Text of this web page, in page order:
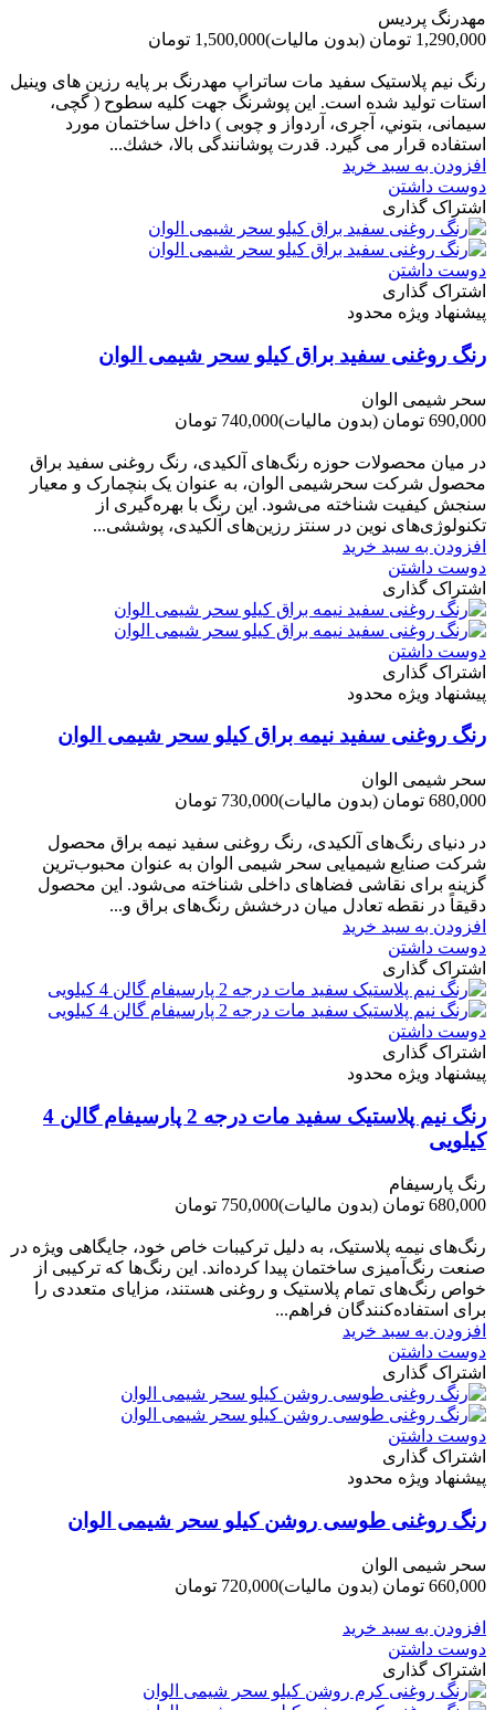
مهدرنگ پردیس
1,290,000 تومان
(بدون مالیات)1,500,000 تومان
رنگ نیم پلاستیک سفید مات ساتراپ مهدرنگ بر پایه رزین های وینیل
استات تولید شده است. این پوشرنگ جهت کلیه سطوح ( گچی،
سیمانی، بتوني، آجری، آردواز و چوبی ) داخل ساختمان مورد
استفاده قرار می گیرد. قدرت پوشانندگی بالا، خشك...
افزودن به سبد خرید
دوست داشتن
اشتراک گذاری
دوست داشتن
اشتراک گذاری
پیشنهاد ویژه محدود
رنگ روغنی سفید براق کیلو سحر شیمی الوان
سحر شیمی الوان
690,000 تومان
(بدون مالیات)740,000 تومان
در میان محصولات حوزه رنگ‌های آلکیدی، رنگ روغنی سفید براق
محصول شرکت سحرشیمی الوان، به عنوان یک بنچمارک و معیار
سنجش کیفیت شناخته می‌شود. این رنگ با بهره‌گیری از
تکنولوژی‌های نوین در سنتز رزین‌های آلکیدی، پوششی...
افزودن به سبد خرید
دوست داشتن
اشتراک گذاری
دوست داشتن
اشتراک گذاری
پیشنهاد ویژه محدود
رنگ روغنی سفید نیمه براق کیلو سحر شیمی الوان
سحر شیمی الوان
680,000 تومان
(بدون مالیات)730,000 تومان
در دنیای رنگ‌های آلکیدی، رنگ روغنی سفید نیمه براق محصول
شرکت صنایع شیمیایی سحر شیمی الوان به عنوان محبوب‌ترین
گزینه برای نقاشی فضاهای داخلی شناخته می‌شود. این محصول
دقیقاً در نقطه تعادل میان درخشش رنگ‌های براق و...
افزودن به سبد خرید
دوست داشتن
اشتراک گذاری
دوست داشتن
اشتراک گذاری
پیشنهاد ویژه محدود
رنگ نیم پلاستیک سفید مات درجه 2 پارسیفام گالن 4
کیلویی
رنگ پارسیفام
680,000 تومان
(بدون مالیات)750,000 تومان
رنگ‌های نیمه پلاستیک، به دلیل ترکیبات خاص خود، جایگاهی ویژه در
صنعت رنگ‌آمیزی ساختمان پیدا کرده‌اند. این رنگ‌ها که ترکیبی از
خواص رنگ‌های تمام پلاستیک و روغنی هستند، مزایای متعددی را
برای استفاده‌کنندگان فراهم...
افزودن به سبد خرید
دوست داشتن
اشتراک گذاری
دوست داشتن
اشتراک گذاری
پیشنهاد ویژه محدود
رنگ روغنی طوسی روشن کیلو سحر شیمی الوان
سحر شیمی الوان
660,000 تومان
(بدون مالیات)720,000 تومان
افزودن به سبد خرید
دوست داشتن
اشتراک گذاری